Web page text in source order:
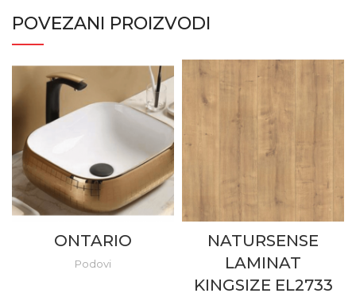
POVEZANI PROIZVODI
ONTARIO
Podovi
NATURSENSE
LAMINAT
KINGSIZE EL2733